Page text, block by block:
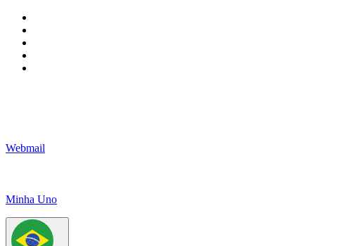
Webmail
Minha Uno